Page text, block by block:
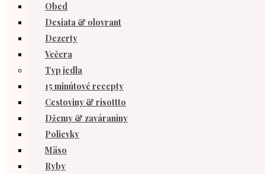
Obed
Desiata & olovrant
Dezerty
Večera
Typ jedla
15 minútové recepty
Cestoviny & risottto
Džemy & zaváraniny
Polievky
Mäso
Ryby